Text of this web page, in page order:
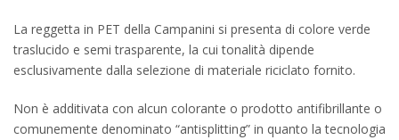
La reggetta in PET della Campanini si presenta di colore verde
traslucido e semi trasparente, la cui tonalità dipende
esclusivamente dalla selezione di materiale riciclato fornito.
Non è additivata con alcun colorante o prodotto antifibrillante o
comunemente denominato “antisplitting” in quanto la tecnologia